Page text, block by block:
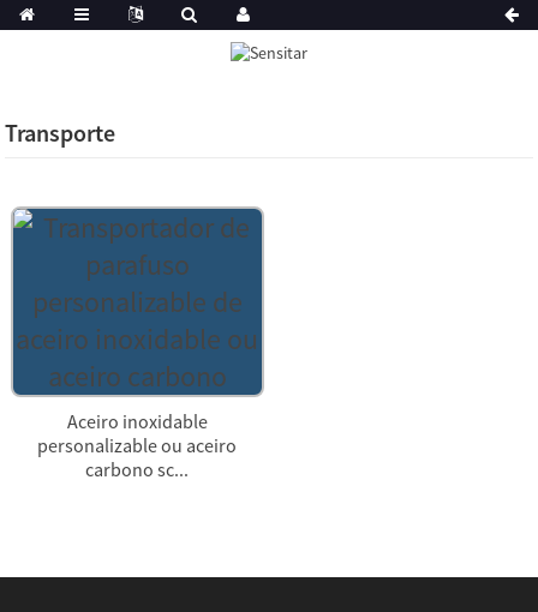
Transporte
Aceiro inoxidable
personalizable ou aceiro
carbono sc...